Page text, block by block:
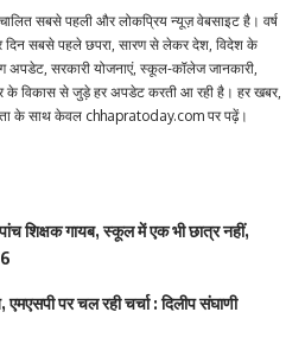
सबसे पहली और लोकप्रिय न्यूज़ वेबसाइट है। वर्ष
सबसे पहले छपरा, सारण से लेकर देश, विदेश के
अपडेट, सरकारी योजनाएं, स्कूल-कॉलेज जानकारी,
के विकास से जुड़े हर अपडेट करती आ रही है। हर खबर,
के साथ केवल chhapratoday.com पर पढ़ें।
शिक्षक गायब, स्कूल में एक भी छात्र नहीं,
एमएसपी पर चल रही चर्चा : दिलीप संघाणी